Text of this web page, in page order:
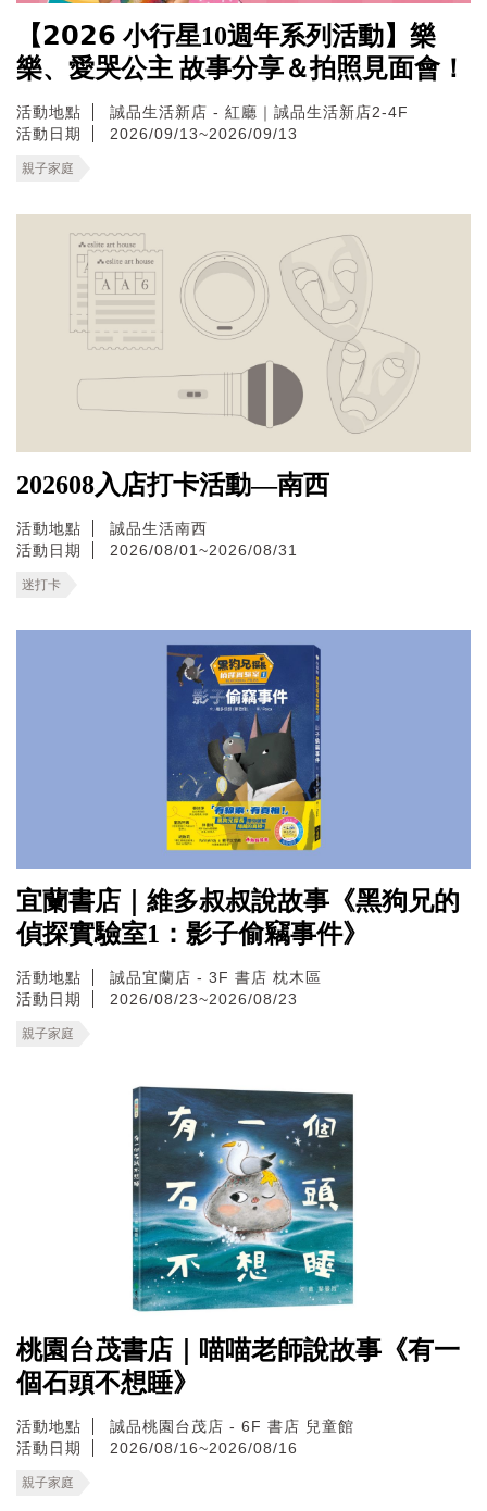
【𝟮𝟬𝟮𝟲 小行星10週年系列活動】樂
樂、愛哭公主 故事分享＆拍照見面會！
活動地點
誠品生活新店 - 紅廳｜誠品生活新店2-4F
活動日期
2026/09/13~2026/09/13
親子家庭
202608入店打卡活動—南西
活動地點
誠品生活南西
活動日期
2026/08/01~2026/08/31
迷打卡
宜蘭書店｜維多叔叔說故事《黑狗兄的
偵探實驗室1：影子偷竊事件》
活動地點
誠品宜蘭店 - 3F 書店 枕木區
活動日期
2026/08/23~2026/08/23
親子家庭
桃園台茂書店｜喵喵老師說故事《有一
個石頭不想睡》
活動地點
誠品桃園台茂店 - 6F 書店 兒童館
活動日期
2026/08/16~2026/08/16
親子家庭